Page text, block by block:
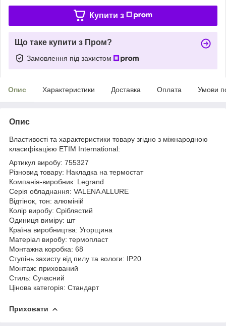
Купити з
Що таке купити з Пром?
Замовлення під захистом
Опис Характеристики Доставка Оплата Умови
Опис
Властивості та характеристики товару згідно з міжнародною
класифікацією ETIM International:
Артикул виробу: 755327
Різновид товару: Накладка на термостат
Компанія-виробник: Legrand
Серія обладнання: VALENA ALLURE
Відтінок, тон: алюміній
Колір виробу: Сріблястий
Одиниця виміру: шт
Країна виробництва: Угорщина
Матеріал виробу: термопласт
Монтажна коробка: 68
Ступінь захисту від пилу та вологи: IP20
Монтаж: прихований
Стиль: Сучасний
Цінова категорія: Стандарт
Приховати